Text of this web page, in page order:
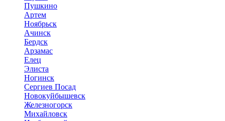
Пушкино
Артем
Ноябрьск
Ачинск
Бердск
Арзамас
Елец
Элиста
Ногинск
Сергиев Посад
Новокуйбышевск
Железногорск
Михайловск